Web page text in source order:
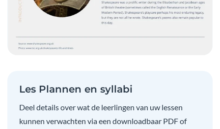
Les Plannen en syllabi
Deel details over wat de leerlingen van uw lessen
kunnen verwachten via een downloadbaar PDF of